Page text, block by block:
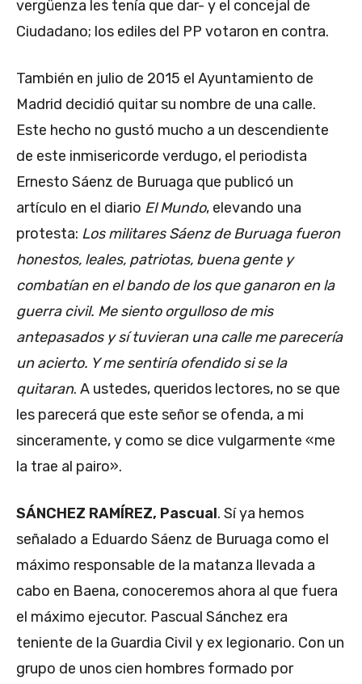
vergüenza les tenía que dar- y el concejal de
Ciudadano; los ediles del PP votaron en contra.
También en julio de 2015 el Ayuntamiento de
Madrid decidió quitar su nombre de una calle.
Este hecho no gustó mucho a un descendiente
de este inmisericorde verdugo, el periodista
Ernesto Sáenz de Buruaga que publicó un
artículo en el diario El Mundo, elevando una
protesta: Los militares Sáenz de Buruaga fueron
honestos, leales, patriotas, buena gente y
combatían en el bando de los que ganaron en la
guerra civil. Me siento orgulloso de mis
antepasados y sí tuvieran una calle me parecería
un acierto. Y me sentiría ofendido si se la
quitaran. A ustedes, queridos lectores, no se que
les parecerá que este señor se ofenda, a mi
sinceramente, y como se dice vulgarmente «me
la trae al pairo».
SÁNCHEZ RAMÍREZ, Pascual. Sí ya hemos
señalado a Eduardo Sáenz de Buruaga como el
máximo responsable de la matanza llevada a
cabo en Baena, conoceremos ahora al que fuera
el máximo ejecutor. Pascual Sánchez era
teniente de la Guardia Civil y ex legionario. Con un
grupo de unos cien hombres formado por